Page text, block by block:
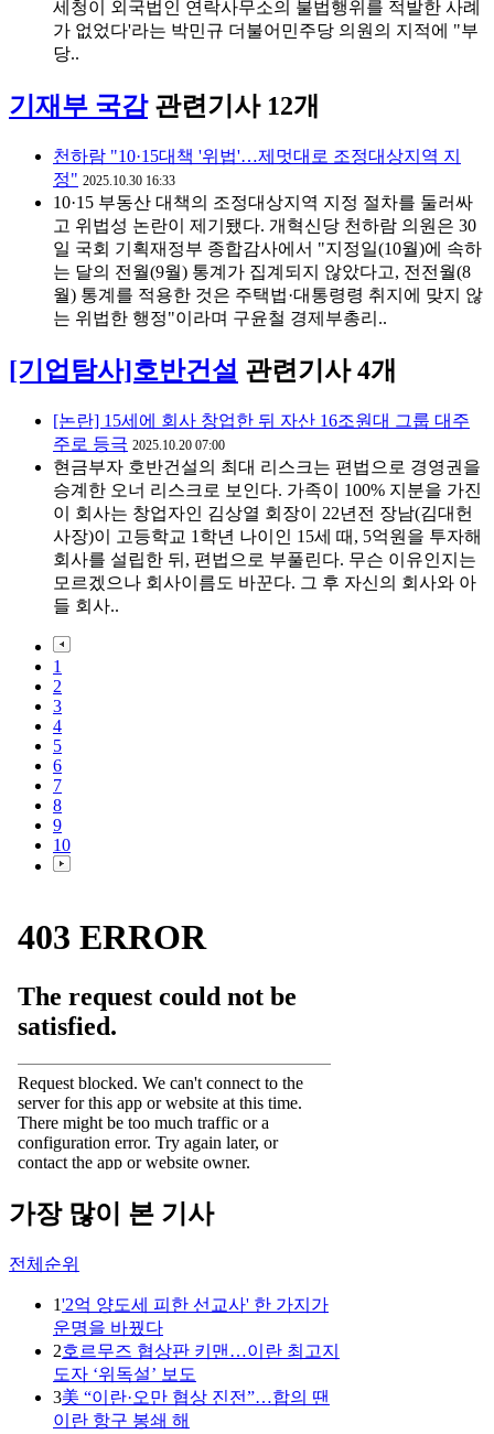
세청이 외국법인 연락사무소의 불법행위를 적발한 사례
가 없었다'라는 박민규 더불어민주당 의원의 지적에 "부
당..
기재부 국감 관련기사 12개
천하람 "10·15대책 '위법'…제멋대로 조정대상지역 지
정" 2025.10.30 16:33
10·15 부동산 대책의 조정대상지역 지정 절차를 둘러싸
고 위법성 논란이 제기됐다. 개혁신당 천하람 의원은 30
일 국회 기획재정부 종합감사에서 "지정일(10월)에 속하
는 달의 전월(9월) 통계가 집계되지 않았다고, 전전월(8
월) 통계를 적용한 것은 주택법·대통령령 취지에 맞지 않
는 위법한 행정"이라며 구윤철 경제부총리..
[기업탐사]호반건설 관련기사 4개
[논란] 15세에 회사 창업한 뒤 자산 16조원대 그룹 대주
주로 등극 2025.10.20 07:00
현금부자 호반건설의 최대 리스크는 편법으로 경영권을
승계한 오너 리스크로 보인다. 가족이 100% 지분을 가진
이 회사는 창업자인 김상열 회장이 22년전 장남(김대헌
사장)이 고등학교 1학년 나이인 15세 때, 5억원을 투자해
회사를 설립한 뒤, 편법으로 부풀린다. 무슨 이유인지는
모르겠으나 회사이름도 바꾼다. 그 후 자신의 회사와 아
들 회사..
1
2
3
4
5
6
7
8
9
10